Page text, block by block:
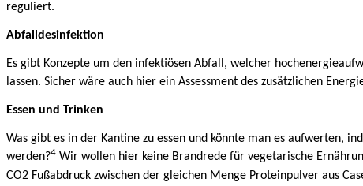
reguliert.
Abfalldesinfektion
Es gibt Konzepte um den infektiösen Abfall, welcher
lassen. Sicher wäre auch hier ein Assessment des zusätzlichen
Essen und Trinken
Was gibt es in der Kantine zu essen und könnte man es aufwerten,
werden?4 Wir wollen hier keine Brandrede für vegetarische
CO2 Fußabdruck zwischen der gleichen Menge Proteinpulver aus